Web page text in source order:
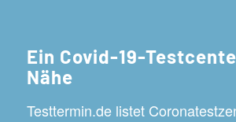
Ein Covid-19-
Nähe
Testtermin.de listet